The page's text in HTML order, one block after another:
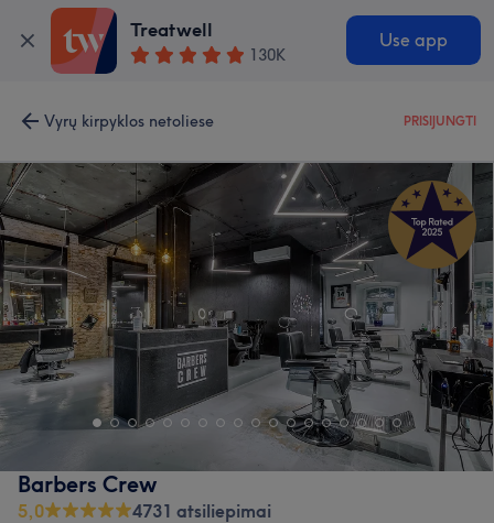
Treatwell
130K
Use app
Vyrų kirpyklos netoliese PRISIJUNGTI
Barbers Crew
5,0
4731 atsiliepimai